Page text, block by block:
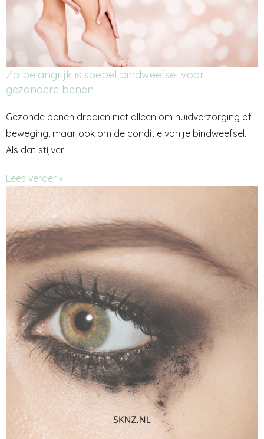
Zo belangrijk is soepel bindweefsel voor
gezondere benen
Gezonde benen draaien niet alleen om huidverzorging of
beweging, maar ook om de conditie van je bindweefsel.
Als dat stijver
Lees verder »